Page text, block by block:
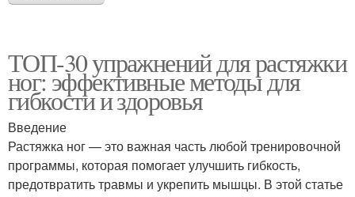
ТОП-30 упражнений для растяжки
ног: эффективные методы для
гибкости и здоровья
Введение
Растяжка ног — это важная часть любой тренировочной
программы, которая помогает улучшить гибкость,
предотвратить травмы и укрепить мышцы. В этой статье